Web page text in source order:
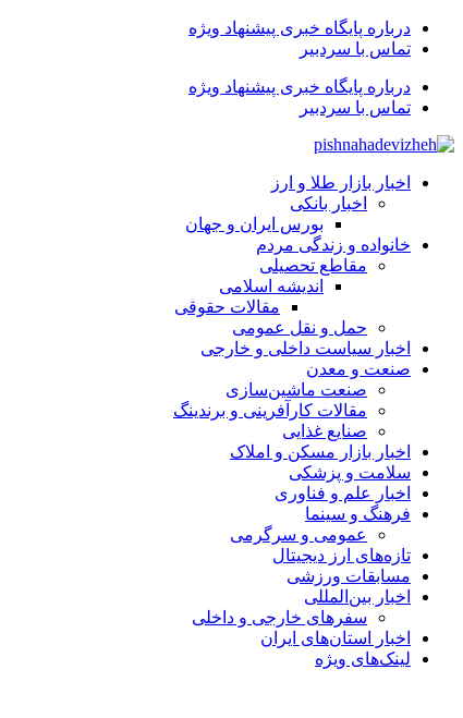
درباره پایگاه خبری پیشنهاد ویژه
تماس با سردبیر
درباره پایگاه خبری پیشنهاد ویژه
تماس با سردبیر
اخبار بازار طلا و ارز
اخبار بانکی
بورس ایران و جهان
خانواده و زندگی مردم
مقاطع تحصیلی
اندیشه اسلامی
مقالات حقوقی
حمل و نقل عمومی
اخبار سیاست داخلی و خارجی
صنعت و معدن
صنعت ماشین‌سازی
مقالات کارآفرینی و برندینگ
صنایع غذایی
اخبار بازار مسکن و املاک
سلامت و پزشکی
اخبار علم و فناوری
فرهنگ و سینما
عمومی و سرگرمی
تازه‌های ارز دیجیتال
مسابقات ورزشی
اخبار بین‌المللی
سفرهای خارجی و داخلی
اخبار استان‌های ایران
لینک‌های ویژه